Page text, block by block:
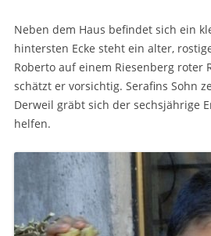
Neben dem Haus befindet sich ein
hintersten Ecke steht ein alter,
Roberto auf einem Riesenberg roter
schätzt er vorsichtig. Serafins Sohn
Derweil gräbt sich der sechsjährige
helfen.